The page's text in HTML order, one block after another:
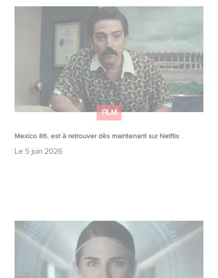
FILM
Mexico 86, est à retrouver dès maintenant sur Netflix
Le 5 juin 2026
Mexico 86, est à retrouver dès maintenant sur Netflix
La nouvelle production Gaumont USA : « Futuro Desierto